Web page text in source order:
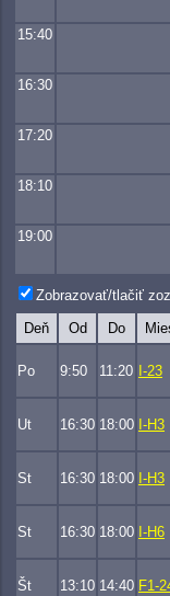
15:40
16:30
17:20
18:10
19:00
Zobrazovať/tlačiť
Deň Od Do
Po 9:50 11:20 I-23
Ut 16:30 18:00 I-H3
St 16:30 18:00 I-H3
St 16:30 18:00 I-H6
Št 13:10 14:40 F1-